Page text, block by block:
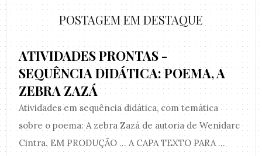
POSTAGEM EM DESTAQUE
ATIVIDADES PRONTAS -
SEQUÊNCIA DIDÁTICA: POEMA, A
ZEBRA ZAZÁ
Atividades em sequência didática, com temática
sobre o poema: A zebra Zazá de autoria de Wenidarc
Cintra. EM PRODUÇÃO ... A CAPA TEXTO PARA ...